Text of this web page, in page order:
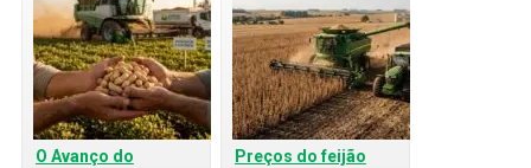
O Avanço do
Preços do feijão